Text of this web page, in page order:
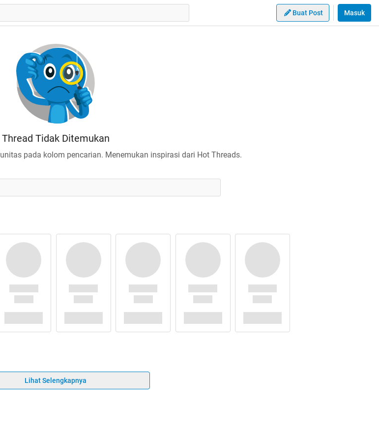
Buat Post Masuk
Thread Tidak Ditemukan
pada kolom pencarian. Menemukan inspirasi dari Hot Threads.
Lihat Selengkapnya